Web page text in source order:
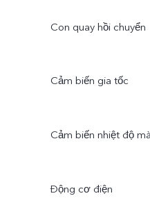
Con quay hồi chuyển
Cảm biến gia tốc
Cảm biến nhiệt độ
Động cơ điện